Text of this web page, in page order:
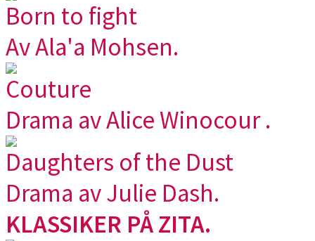
Born to fight
Av Ala'a Mohsen.
Couture
Drama av Alice Winocour .
Daughters of the Dust
Drama av Julie Dash.
KLASSIKER PÅ ZITA.